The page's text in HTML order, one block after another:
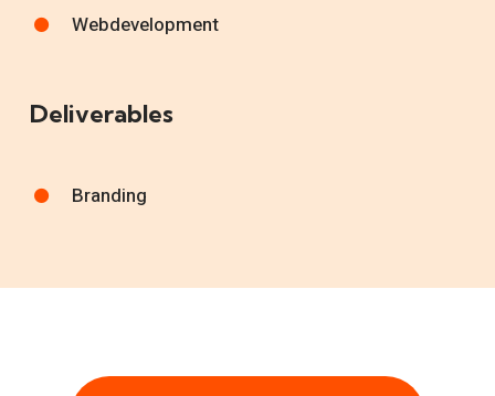
Webdevelopment
Deliverables
Branding